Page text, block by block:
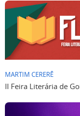
MARTIM CERERÊ
II Feira Literária de